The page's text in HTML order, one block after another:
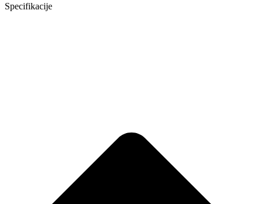
Specifikacije